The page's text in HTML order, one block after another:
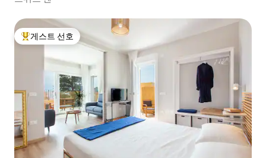
상위 게스트 선호
게스트 선호